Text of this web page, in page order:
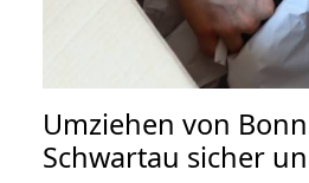
Umziehen von
Schwartau sicher